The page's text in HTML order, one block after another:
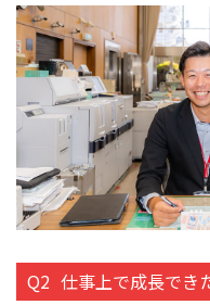
Q2 仕事上で成長でき